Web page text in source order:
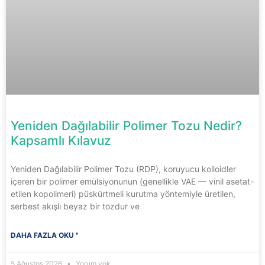
Yeniden Dağılabilir Polimer Tozu Nedir?
Kapsamlı Kılavuz
Yeniden Dağılabilir Polimer Tozu (RDP), koruyucu kolloidler
içeren bir polimer emülsiyonunun (genellikle VAE — vinil asetat-
etilen kopolimeri) püskürtmeli kurutma yöntemiyle üretilen,
serbest akışlı beyaz bir tozdur ve
DAHA FAZLA OKU "